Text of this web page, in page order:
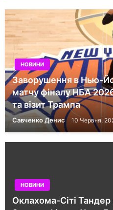
НОВИНИ
Заворушення в Нью-
матчу фіналу НБА
та візит Трампа
Савченко Денис 10 Червня,
НОВИНИ
Оклахома-Сіті Тандер